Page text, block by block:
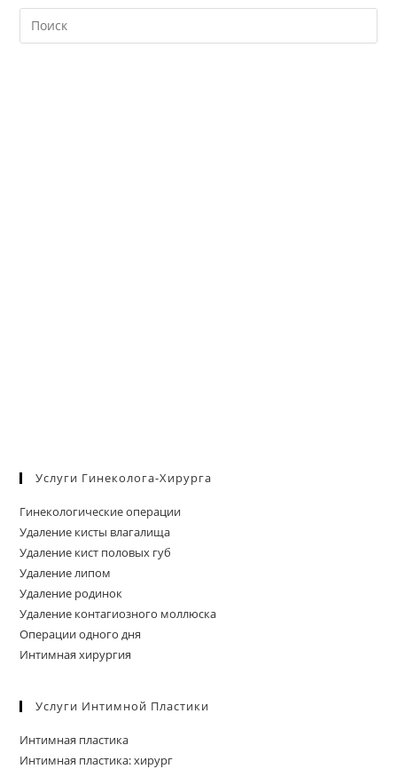
Услуги Гинеколога-Хирурга
Гинекологические операции
Удаление кисты влагалища
Удаление кист половых губ
Удаление липом
Удаление родинок
Удаление контагиозного моллюска
Операции одного дня
Интимная хирургия
Услуги Интимной Пластики
Интимная пластика
Интимная пластика: хирург